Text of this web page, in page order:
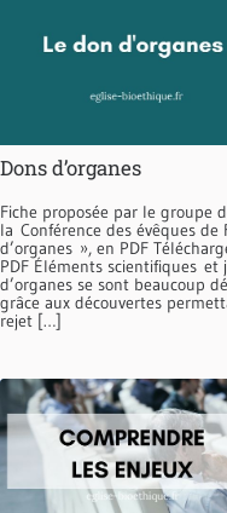
Dons d’organes
Fiche proposée par le groupe
la Conférence des évêques
d’organes », en PDF
PDF Éléments scientifiques
d’organes se sont beaucoup
grâce aux découvertes
rejet […]